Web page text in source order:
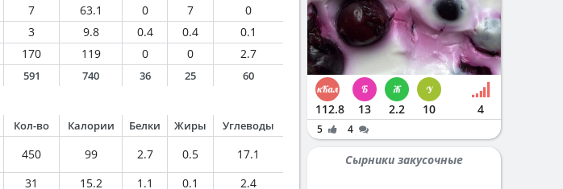
7 63.1 0 7
0
3 9.8 0.4 0.4
0.1
170 119 0 0
2.7
591 740 36 25 60
Кол-во Калории Белки Жиры Углеводы
450 99 2.7 0.5
17.1
31 15.2 1.1 0.1
2.4
112.8 13 2.2 10 4
5 4
Сырники закусочные